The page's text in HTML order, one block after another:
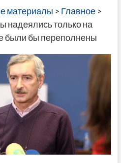
САЙТЕ
n
B
t
материалы > Главное>
надеялись только на
были бы переполнены